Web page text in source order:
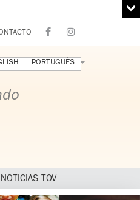
NOTICIAS TOV
PORTUGUÊS